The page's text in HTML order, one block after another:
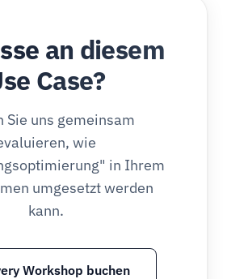
an diesem
Case?
Sie uns gemeinsam
wie
in Ihrem
umgesetzt werden
kann.
Workshop buchen